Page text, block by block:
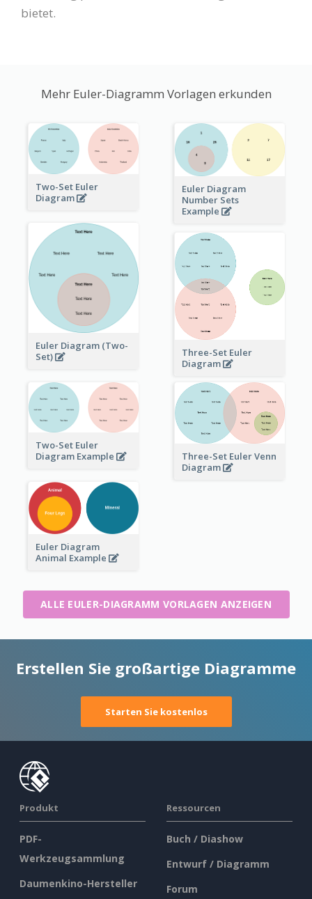
bietet.
Mehr Euler-Diagramm Vorlagen erkunden
Two-Set Euler
Diagram
Euler Diagram
Number Sets
Example
Euler Diagram (Two-
Set)
Three-Set Euler
Diagram
Two-Set Euler
Diagram Example
Three-Set Euler Venn
Diagram
Euler Diagram
Animal Example
ALLE EULER-DIAGRAMM VORLAGEN ANZEIGEN
Erstellen Sie großartige Diagramme
Starten Sie kostenlos
Produkt
PDF-
Werkzeugsammlung
Daumenkino-Hersteller
Ressourcen
Buch / Diashow
Entwurf / Diagramm
Forum